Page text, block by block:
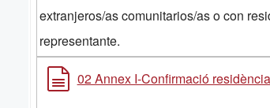
extranjeros/as comunitarios/as o con
representante.
02 Annex I-Confirmació residència